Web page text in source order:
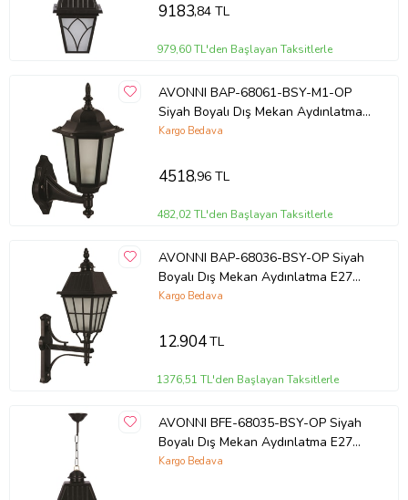
9183,84 TL
979,60 TL'den Başlayan Taksitlerle
AVONNI BAP-68061-BSY-M1-OP
Siyah Boyalı Dış Mekan Aydınlatma
E27 Aluminyum Cam 25x20cm
Kargo Bedava
4518,96 TL
482,02 TL'den Başlayan Taksitlerle
AVONNI BAP-68036-BSY-OP Siyah
Boyalı Dış Mekan Aydınlatma E27
Aluminyum Cam 40x23cm
Kargo Bedava
12.904TL
1376,51 TL'den Başlayan Taksitlerle
AVONNI BFE-68035-BSY-OP Siyah
Boyalı Dış Mekan Aydınlatma E27
Aluminyum Cam 23cm
Kargo Bedava